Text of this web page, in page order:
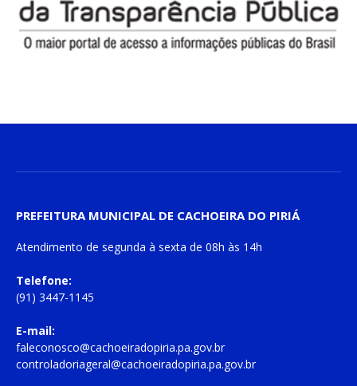
PREFEITURA MUNICIPAL DE CACHOEIRA DO PIRIÁ
Atendimento de segunda à sexta de 08h às 14h
Telefone:
(91) 3447-1145
E-mail:
faleconosco@cachoeiradopiria.pa.gov.br
controladoriageral@cachoeiradopiria.pa.gov.br